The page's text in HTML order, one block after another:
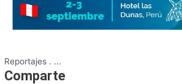
Reportajes . ...
Comparte